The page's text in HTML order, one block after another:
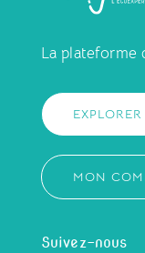
La plateforme
EXPLORER
MON
Suivez-nous